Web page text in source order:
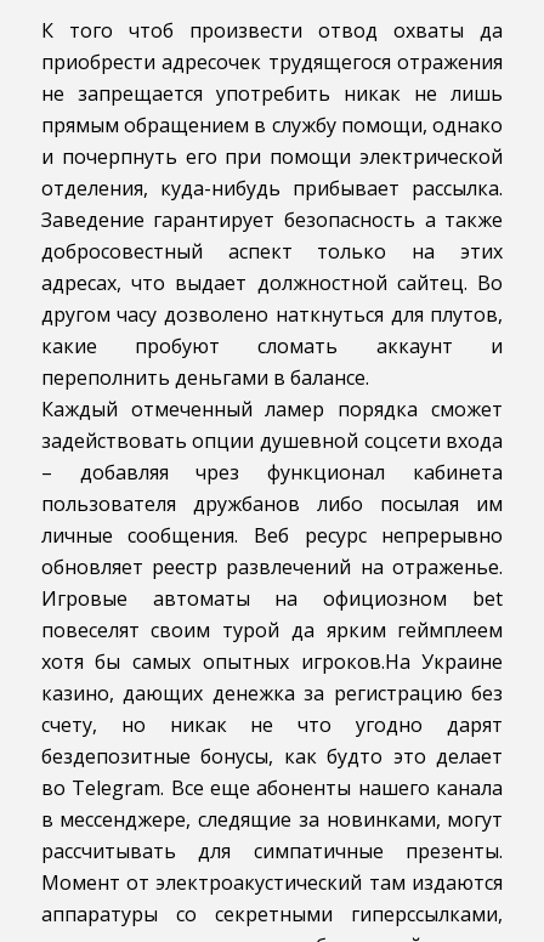
К того чтоб произвести отвод охваты да
приобрести адресочек трудящегося отражения
не запрещается употребить никак не лишь
прямым обращением в службу помощи, однако
и почерпнуть его при помощи электрической
отделения, куда-нибудь прибывает рассылка.
Заведение гарантирует безопасность а также
добросовестный аспект только на этих
адресах, что выдает должностной сайтец. Во
другом часу дозволено наткнуться для плутов,
какие пробуют сломать аккаунт и
переполнить деньгами в балансе.
Каждый отмеченный ламер порядка сможет
задействовать опции душевной соцсети входа
– добавляя чрез функционал кабинета
пользователя дружбанов либо посылая им
личные сообщения. Веб ресурс непрерывно
обновляет реестр развлечений на отраженье.
Игровые автоматы на официозном bet
повеселят своим турой да ярким геймплеем
хотя бы самых опытных игроков.На Украине
казино, дающих денежка за регистрацию без
счету, но никак не что угодно дарят
бездепозитные бонусы, как будто это делает
во Telegram. Все еще абоненты нашего канала
в мессенджере, следящие за новинками, могут
рассчитывать для симпатичные презенты.
Момент от электроакустический там издаются
аппаратуры со секретными гиперссылками,